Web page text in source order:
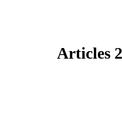
Articles